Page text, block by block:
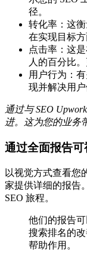
径。
转化率：这
在实现目标方
点击率：这
人的百分比
用户行为：
现并解决用户
通过与 SEO
进。这为您的业务
通过全面报告
以视觉方式查看您
家提供详细的报告
SEO 旅程。
他们的报告
搜索排名的
帮助作用。